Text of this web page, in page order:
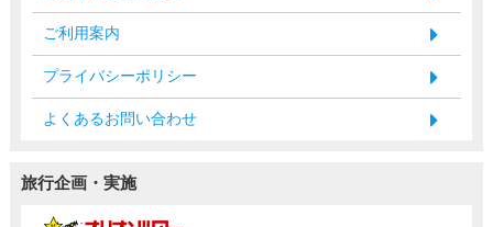
ご利用案内
プライバシーポリシー
よくあるお問い合わせ
旅行企画・実施